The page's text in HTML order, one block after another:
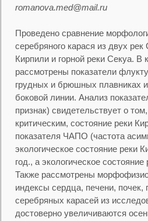
romanova.med@mail.ru
Проведено сравнение
серебряного карася из двух
Кирпили и горной реки Секуа. В
рассмотрены показатели
грудных и брюшных плавниках
боковой линии. Анализ
признак) свидетельствует о
критическим, состояние реки
показателя ЧАПО (частота
экологическое состояние реки
год., а экологическое
Также рассмотрены
индексы сердца, печени,
серебряных карасей из
достоверно увеличиваются